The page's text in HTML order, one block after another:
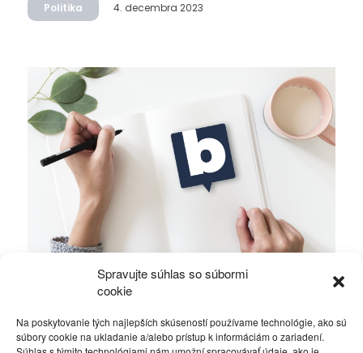
Spravujte súhlas so súbormi
cookie
Na poskytovanie tých najlepších skúseností používame technológie, ako sú
súbory cookie na ukladanie a/alebo prístup k informáciám o zariadení.
Politika 4. decembra 2023
Ficova vláda a médiá…
Politika 4. decembra 2023